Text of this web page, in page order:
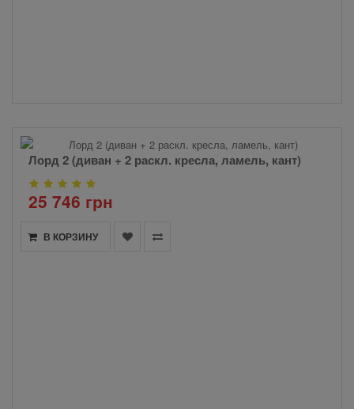
Лорд 2 (диван + 2 раскл. кресла, ламель, кант)
25 746 грн
В КОРЗИНУ